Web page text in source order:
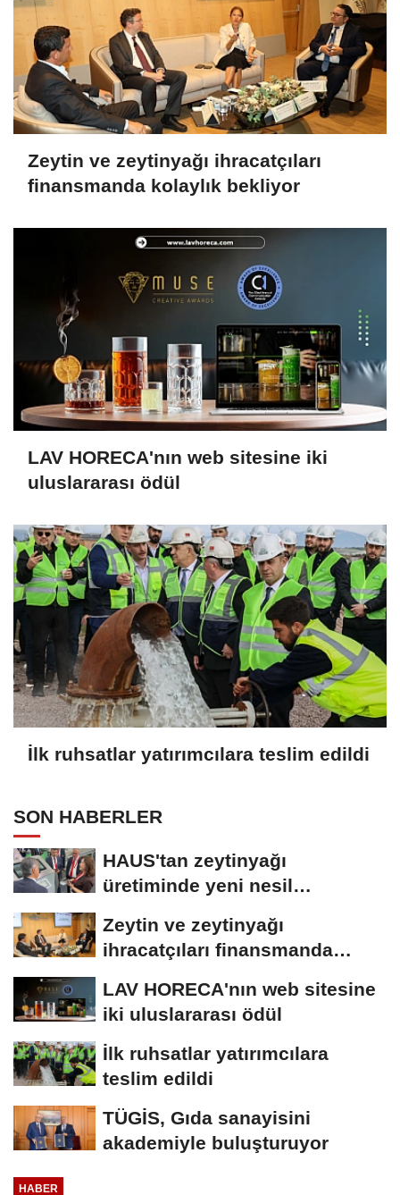
Zeytin ve zeytinyağı ihracatçıları
finansmanda kolaylık bekliyor
LAV HORECA'nın web sitesine iki
uluslararası ödül
İlk ruhsatlar yatırımcılara teslim edildi
SON HABERLER
HAUS'tan zeytinyağı
üretiminde yeni nesil
Zeytin ve zeytinyağı
ihracatçıları finansmanda
LAV HORECA'nın web sitesine
iki uluslararası ödül
İlk ruhsatlar yatırımcılara
teslim edildi
TÜGİS, Gıda sanayisini
akademiyle buluşturuyor
HABER